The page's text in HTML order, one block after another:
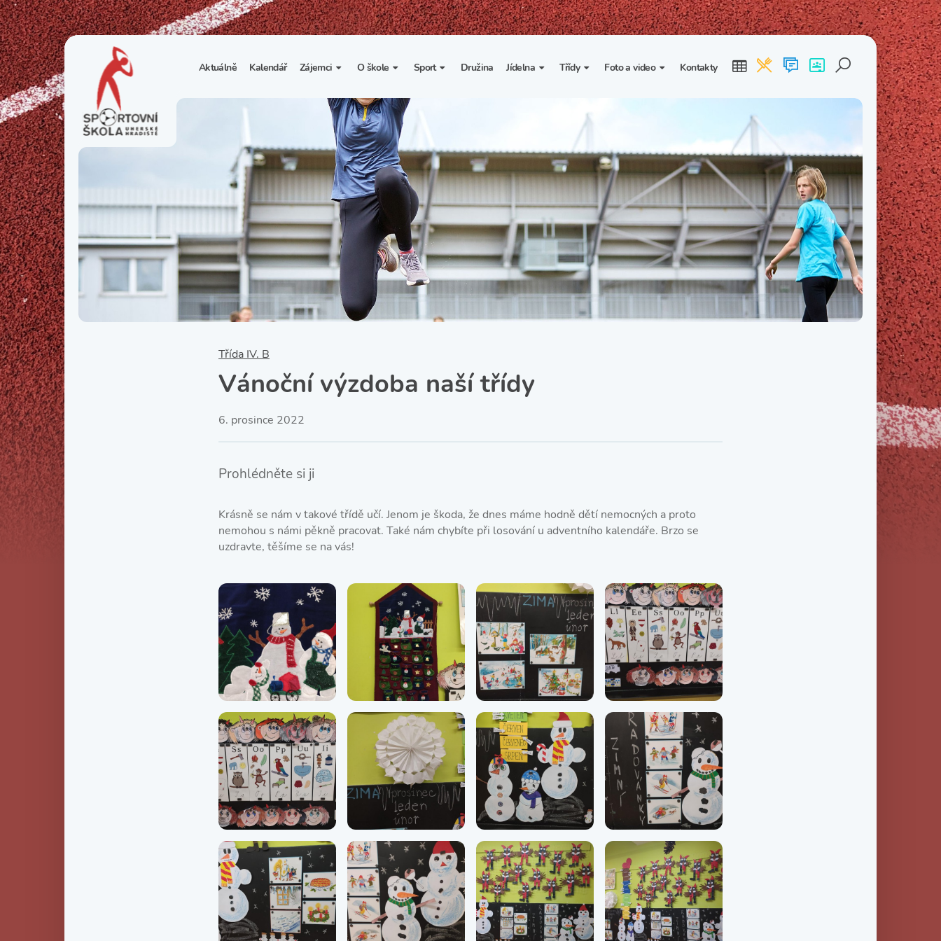
Aktuálně Kalendář Zájemci
1. třída
Sportovní třídy
Nesportovní třídy
O škole
Základní informace
Organizace školního roku
Výuka a učební plán
Zájmové kroužky
Školní poradenské
pracoviště
Školní psycholožka
Školská rada
SRPŠ – Spolek rodičů a
Sport
Spolupráce se sportovními
kluby
Školní sportovní klub
Tělesná výchova a sport
Družina Jídelna
Vnitřní řád školní jídelny
Třídy
Třída I. B Třída I. C
Třída II. A Třída II. C
Třída III. A Třída III. B Třída III. C
Třída IV. A Třída IV. B Třída IV. C
Třída V. A Třída V. B Třída V. C
Třída VI. A Třída VI. B Třída VI. C
Třída VII. A Třída VII. B Třída VII. C
Třída VIII. A Třída VIII. C
Foto a video Kontakty
Třída IV. B
Vánoční výzdoba naší třídy
6. prosince 2022
Prohlédněte si ji
Krásně se nám v takové třídě učí. Jenom je škoda, že dnes máme hodně dětí nemocných a proto
nemohou s námi pěkně pracovat. Také nám chybíte při losování u adventního kalendáře. Brzo se
uzdravte, těšíme se na vás!